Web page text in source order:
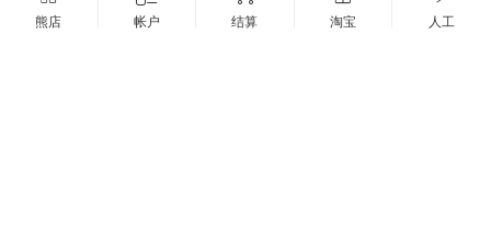
售完无货：
3.5位软驱位USB3.0 HUB U3H414 TUSB8040A第二代
四端口 SHUuperSpeed USB (USB 3.0) 集线器工业控制
熊店 帐户 结算 淘宝 人工